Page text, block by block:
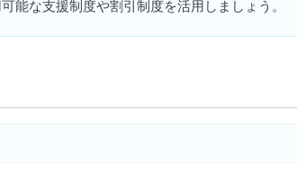
能な支援制度や割引制度を活用しましょう。